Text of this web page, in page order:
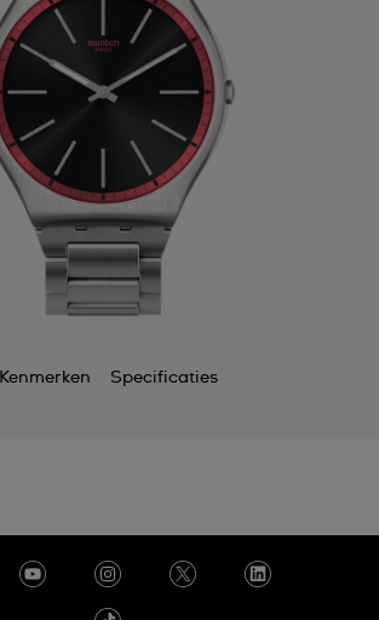
Kenmerken Specificaties